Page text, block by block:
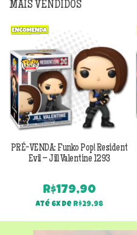
MAIS VENDIDOS
PRÉ-VENDA: Funko Pop! Resident
Evil – Jill Valentine 1293
R$179,90
Até 6x de R$29,98